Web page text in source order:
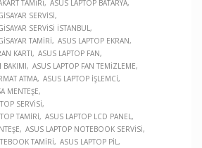
TAMIRI
ASUS LAPTOP BATARYA
SERVISI
SERVISI İSTANBUL
TAMIRI
ASUS LAPTOP EKRAN
KARTI
ASUS LAPTOP FAN
BAKIMI
ASUS LAPTOP FAN TEMIZLEME
ATMA ASUS LAPTOP İŞLEMCI
MENTEŞE
SERVISI
TAMIRI
ASUS LAPTOP LCD PANEL
ASUS LAPTOP NOTEBOOK SERVISI
TAMIRI
ASUS LAPTOP PIL